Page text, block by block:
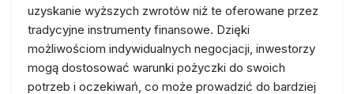
uzyskanie wyższych zwrotów niż te oferowane przez
tradycyjne instrumenty finansowe. Dzięki
możliwościom indywidualnych negocjacji, inwestorzy
mogą dostosować warunki pożyczki do swoich
potrzeb i oczekiwań, co może prowadzić do bardziej